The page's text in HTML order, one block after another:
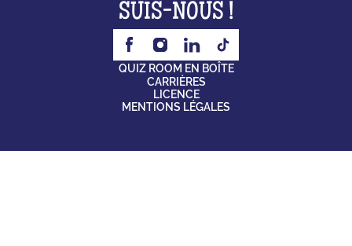
SUIS-NOUS !
QUIZ ROOM EN BOÎTE
CARRIÈRES
LICENCE
MENTIONS LÉGALES